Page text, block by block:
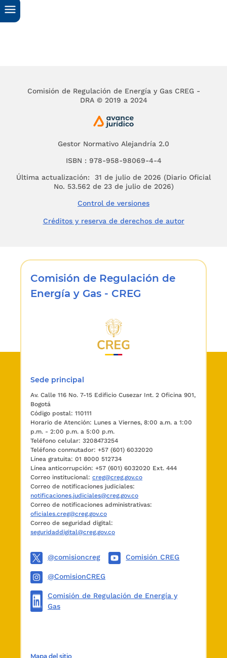
Gestor Normativo Alejandría 2.0
ISBN : 978-958-98069-4-4
Última actualización: 31 de julio de 2026 (Diario Oficial
No. 53.562 de 23 de julio de 2026)
Control de versiones
Créditos y reserva de derechos de autor
Comisión de Regulación de Energía y Gas CREG -
DRA © 2019 a 2024
Comisión de Regulación de
Energía y Gas - CREG
Sede principal
Av. Calle 116 No. 7-15 Edificio Cusezar Int. 2 Oficina 901,
Bogotá
Código postal: 110111
Horario de Atención: Lunes a Viernes, 8:00 a.m. a 1:00
p.m. - 2:00 p.m. a 5:00 p.m.
Teléfono celular: 3208473254
Teléfono conmutador: +57 (601) 6032020
Línea gratuita: 01 8000 512734
Línea anticorrupción: +57 (601) 6032020 Ext. 444
Correo institucional: creg@creg.gov.co
Correo de notificaciones judiciales:
notificaciones.judiciales@creg.gov.co
Correo de notificaciones administrativas:
oficiales.creg@creg.gov.co
Correo de seguridad digital:
seguridaddigital@creg.gov.co
@comisioncreg Comisión CREG
@ComisionCREG
Comisión de Regulación de Energía y
Gas
Mapa del sitio